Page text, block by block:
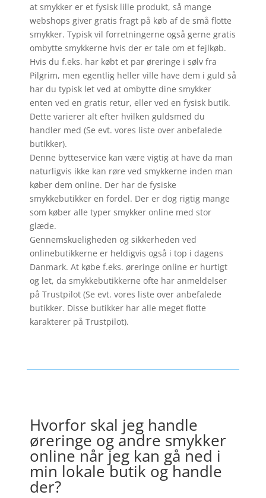
at smykker er et fysisk lille produkt, så mange
webshops giver gratis fragt på køb af de små flotte
smykker. Typisk vil forretningerne også gerne gratis
ombytte smykkerne hvis der er tale om et fejlkøb.
Hvis du f.eks. har købt et par øreringe i sølv fra
Pilgrim, men egentlig heller ville have dem i guld så
har du typisk let ved at ombytte dine smykker
enten ved en gratis retur, eller ved en fysisk butik.
Dette varierer alt efter hvilken guldsmed du
handler med (Se evt. vores liste over anbefalede
butikker).
Denne bytteservice kan være vigtig at have da man
naturligvis ikke kan røre ved smykkerne inden man
køber dem online. Der har de fysiske
smykkebutikker en fordel. Der er dog rigtig mange
som køber alle typer smykker online med stor
glæde.
Gennemskueligheden og sikkerheden ved
onlinebutikkerne er heldigvis også i top i dagens
Danmark. At købe f.eks. øreringe online er hurtigt
og let, da smykkebutikkerne ofte har anmeldelser
på Trustpilot (Se evt. vores liste over anbefalede
butikker. Disse butikker har alle meget flotte
karakterer på Trustpilot).
Hvorfor skal jeg handle
øreringe og andre smykker
online når jeg kan gå ned i
min lokale butik og handle
der?